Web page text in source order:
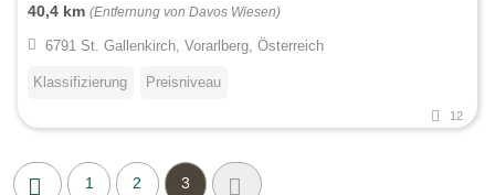
40,4 km (Entfernung von Davos Wiesen)
6791 St. Gallenkirch, Vorarlberg, Österreich
Klassifizierung Preisniveau
12
1 2 3